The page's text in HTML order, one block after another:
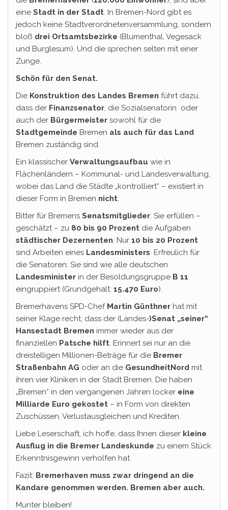
eine Stadt in der Stadt. In Bremen-Nord gibt es
jedoch keine Stadtverordnetenversammlung, sondern
bloß drei Ortsamtsbezirke (Blumenthal, Vegesack
und Burglesum). Und die sprechen selten mit einer
Zunge.
Schön für den Senat.
Die Konstruktion des Landes Bremen führt dazu,
dass der Finanzsenator, die Sozialsenatorin oder
auch der Bürgermeister sowohl für die
Stadtgemeinde Bremen als auch für das Land
Bremen zuständig sind.
Ein klassischer Verwaltungsaufbau wie in
Flächenländern – Kommunal- und Landesverwaltung,
wobei das Land die Städte „kontrolliert“ – existiert in
dieser Form in Bremen nicht.
Bitter für Bremens Senatsmitglieder: Sie erfüllen –
geschätzt – zu 80 bis 90 Prozent die Aufgaben
städtischer Dezernenten. Nur 10 bis 20 Prozent
sind Arbeiten eines Landesministers. Erfreulich für
die Senatoren: Sie sind wie alle deutschen
Landesminister in der Besoldungsgruppe B 11
eingruppiert (Grundgehalt: 15.470 Euro).
Bremerhavens SPD-Chef Martin Günthner hat mit
seiner Klage recht, dass der (Landes-)Senat „seiner“
Hansestadt Bremen immer wieder aus der
finanziellen Patsche hilft. Erinnert sei nur an die
dreistelligen Millionen-Beträge für die Bremer
Straßenbahn AG oder an die GesundheitNord mit
ihren vier Kliniken in der Stadt Bremen. Die haben
„Bremen“ in den vergangenen Jahren locker eine
Milliarde Euro gekostet – in Form von direkten
Zuschüssen, Verlustausgleichen und Krediten.
Liebe Leserschaft, ich hoffe, dass Ihnen dieser kleine
Ausflug in die Bremer Landeskunde zu einem Stück
Erkenntnisgewinn verholfen hat.
Fazit: Bremerhaven muss zwar dringend an die
Kandare genommen werden. Bremen aber auch.
Munter bleiben!